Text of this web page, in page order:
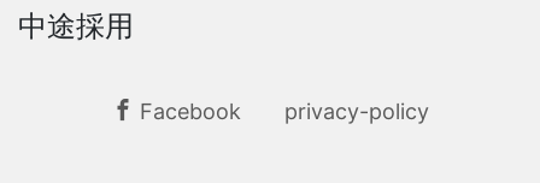
中途採用
Facebook privacy-policy